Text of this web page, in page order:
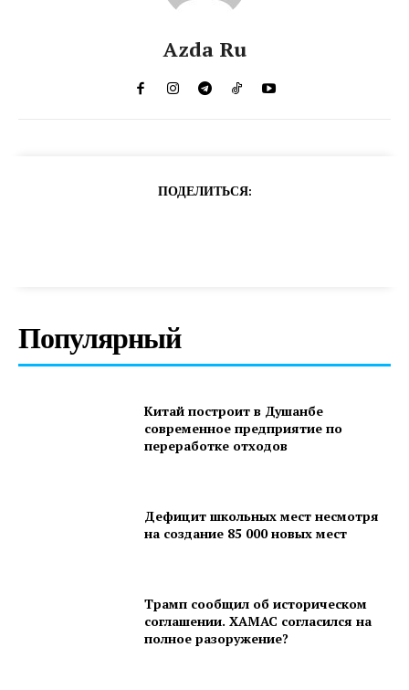
Azda Ru
ПОДЕЛИТЬСЯ:
Популярный
Китай построит в Душанбе
современное предприятие по
переработке отходов
Дефицит школьных мест несмотря
на создание 85 000 новых мест
Трамп сообщил об историческом
соглашении. ХАМАС согласился на
полное разоружение?